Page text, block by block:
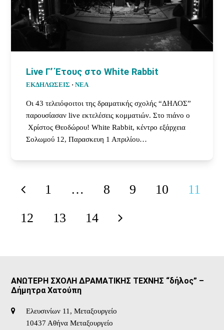
Live Γ’ Έτους στο White Rabbit
ΕΚΔΗΛΩΣΕΙΣ ·ΝΕΑ
Οι 43 τελειόφοιτοι της δραματικής σχολής “ΔΗΛΟΣ”
παρουσίασαν live εκτελέσεις κομματιών. Στο πιάνο ο
Χρίστος Θεοδώρου! White Rabbit, κέντρο εξάρχεια
Σολωμού 12, Παρασκευη 1 Απριλίου…
PreviousPage
1 … Page
8 Page
9 Page
10 Page
11
Page
12 Page
13 Page
14 Next
ΑΝΩΤΕΡΗ ΣΧΟΛΗ ΔΡΑΜΑΤΙΚΗΣ ΤΕΧΝΗΣ “δήλος” –
Δήμητρα Χατούπη
Ελευσινίων 11, Μεταξουργείο
10437 Αθήνα Μεταξουργείο